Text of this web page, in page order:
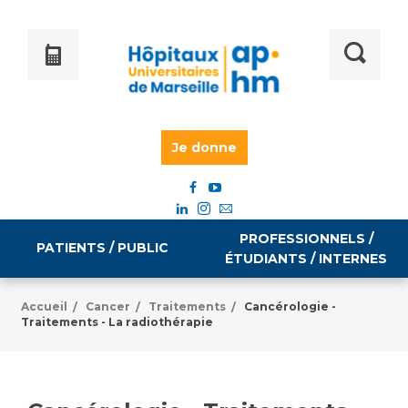
Je donne
PATIENTS / PUBLIC
Informations pratiques
PROFESSIONNELS /
ÉTUDIANTS / INTERNES
Égalité professionnelle
Emploi / formation
Accueil / Cancer / Traitements /
Cancérologie -
Traitements - La radiothérapie